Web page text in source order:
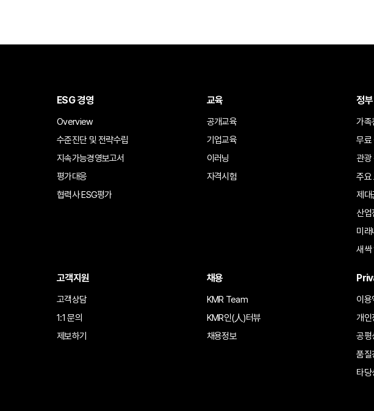
ESG 경영
Overview
수준진단 및 전략수립
지속가능경영보고서
평가대응
협력사 ESG평가
교육
공개교육
기업교육
이러닝
자격시험
정
가족
무료
관광
주요
제대
산업
미래
새싹
고객지원
고객상담
1:1 문의
제보하기
채용
KMR Team
KMR인(人)터뷰
채용정보
이용
개인
공평
품질
타당